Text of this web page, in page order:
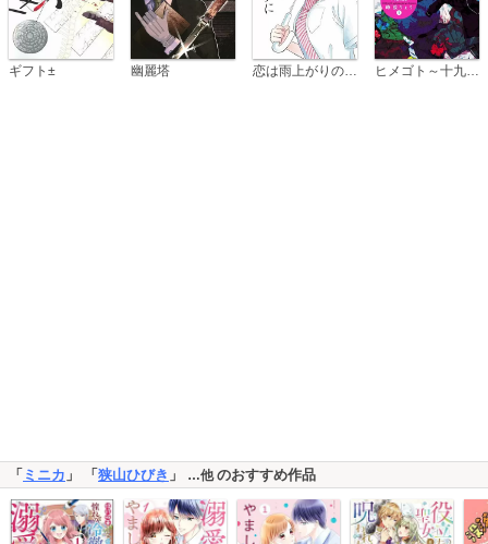
ギフト± 幽麗塔 恋は雨上がりのように ヒメゴト～十九歳の制服～
「 ミニカ 」 「 狭山ひびき 」 …他のおすすめ作品